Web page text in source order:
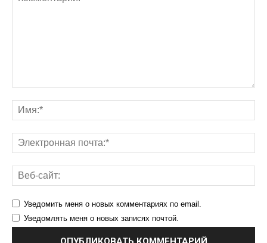
Уведомить меня о новых комментариях по email.
Уведомлять меня о новых записях почтой.